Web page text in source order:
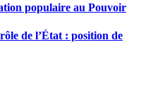
populaire au Pouvoir
de l’État : position de